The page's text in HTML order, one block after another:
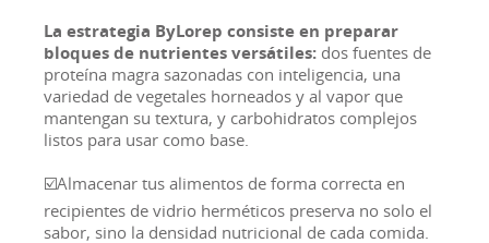
La estrategia ByLorep consiste en preparar
bloques de nutrientes versátiles: dos fuentes de
proteína magra sazonadas con inteligencia, una
variedad de vegetales horneados y al vapor que
mantengan su textura, y carbohidratos complejos
listos para usar como base.
☑️Almacenar tus alimentos de forma correcta en
recipientes de vidrio herméticos preserva no solo el
sabor, sino la densidad nutricional de cada comida.